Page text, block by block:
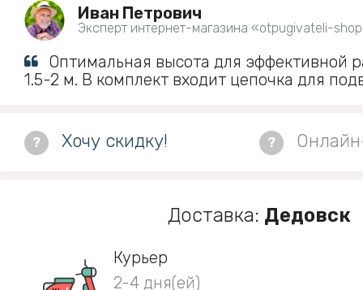
Иван Петрович
Эксперт интернет-магазина «otpugivateli-
Оптимальная высота для эффективной
1.5-2 м. В комплект входит цепочка для
? Хочу скидку! ?
Доставка: Дедовск
Курьер
2-4 дня(ей)